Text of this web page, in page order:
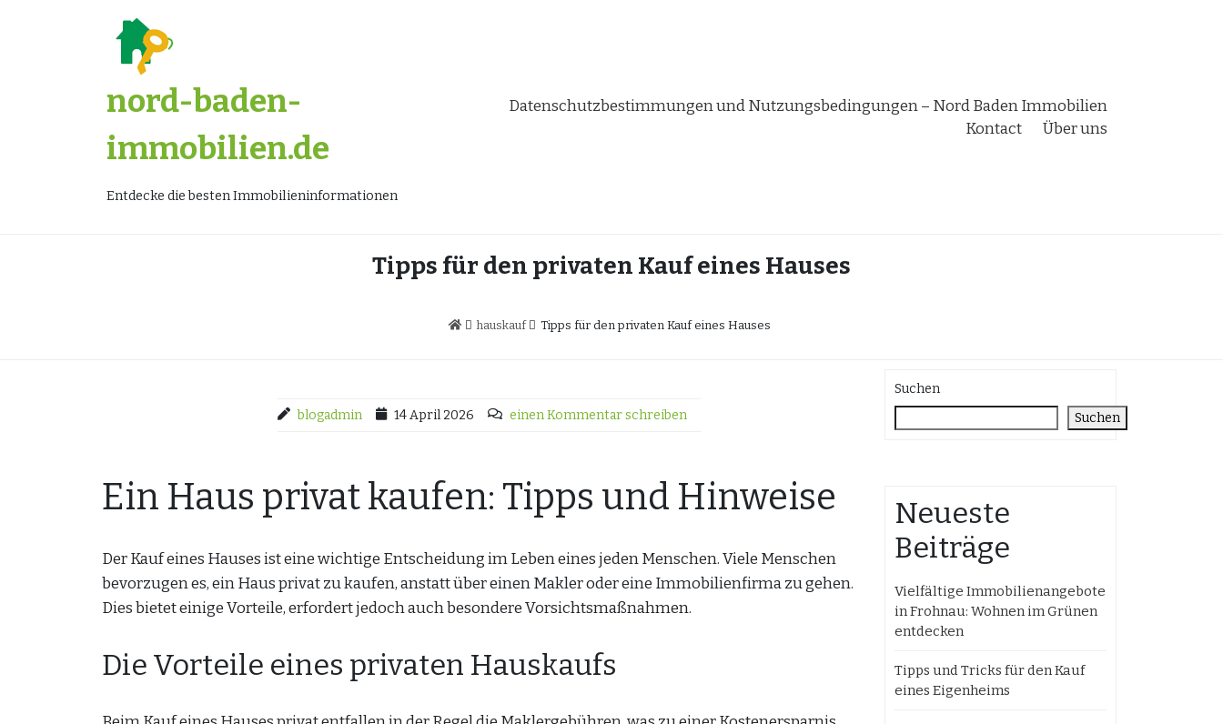
nord-baden-
immobilien.de
Entdecke die besten Immobilieninformationen
Datenschutzbestimmungen und Nutzungsbedingungen – Nord Baden Immobilien
Kontact
Über uns
Tipps für den privaten Kauf eines Hauses
hauskauf Tipps für den privaten Kauf eines Hauses
blogadmin 14 April 2026 einen Kommentar schreiben
Ein Haus privat kaufen: Tipps und Hinweise
Der Kauf eines Hauses ist eine wichtige Entscheidung im Leben eines jeden Menschen. Viele Menschen
bevorzugen es, ein Haus privat zu kaufen, anstatt über einen Makler oder eine Immobilienfirma zu gehen.
Dies bietet einige Vorteile, erfordert jedoch auch besondere Vorsichtsmaßnahmen.
Die Vorteile eines privaten Hauskaufs
Suchen
Suchen
Neueste
Beiträge
Vielfältige Immobilienangebote
in Frohnau: Wohnen im Grünen
entdecken
Tipps und Tricks für den Kauf
eines Eigenheims